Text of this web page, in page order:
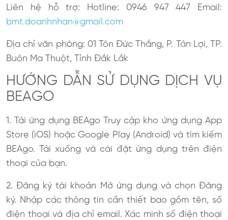
Liên hệ hỗ trợ: Hotline: 0946 947 447 Email:
bmt.doanhnhan@gmail.com
Địa chỉ văn phòng: 01 Tôn Đức Thắng, P. Tân Lợi, TP.
Buôn Ma Thuột, Tỉnh Đắk Lắk
HƯỚNG DẪN SỬ DỤNG DỊCH VỤ
BEAGO
1. Tải ứng dụng BEAgo Truy cập kho ứng dụng App
Store (iOS) hoặc Google Play (Android) và tìm kiếm
BEAgo. Tải xuống và cài đặt ứng dụng trên điện
thoại của bạn.
2. Đăng ký tài khoản Mở ứng dụng và chọn Đăng
ký. Nhập các thông tin cần thiết bao gồm tên, số
điện thoại và địa chỉ email. Xác minh số điện thoại